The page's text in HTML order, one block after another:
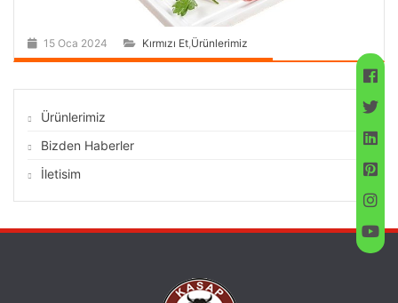
15 Oca 2024 Kırmızı Et,Ürünlerimiz
Ürünlerimiz
Bizden Haberler
İletisim